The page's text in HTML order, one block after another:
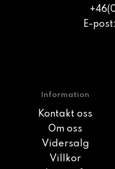
E-post:
Information
Kontakt oss
Om oss
Vidersalg
Villkor